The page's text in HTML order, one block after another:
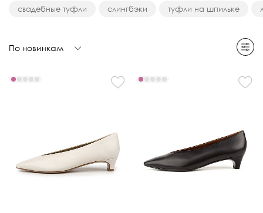
свадебные туфли слингбэки туфли на шпильке
По новинкам